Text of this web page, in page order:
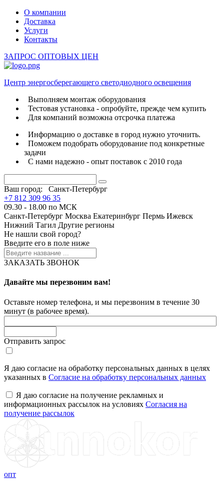
О компании
Доставка
Услуги
Контакты
ЗАПРОС ОПТОВЫХ ЦЕН
Центр энергосберегающего светодиодного освещения
Выполняем монтаж оборудования
Тестовая установка - опробуйте, прежде чем купить
Для компаний возможна отсрочка платежа
Информацию о доставке в город нужно уточнить.
Поможем подобрать оборудование под конкретные
задачи
С нами надежно - опыт поставок с 2010 года
Ваш город:
Санкт-Петербург
+7 812 309 96 35
09.30 - 18.00 по МСК
Санкт-Петербург Москва Екатеринбург Пермь Ижевск
Нижний Тагил Другие регионы
Не нашли свой город?
Введите его в поле ниже
ЗАКАЗАТЬ ЗВОНОК
Давайте мы перезвоним вам!
Оставьте номер телефона, и мы перезвоним в течение 30
минут (в рабочее время).
Отправить запрос
Я даю согласие на обработку персональных данных в целях
указанных в Согласие на обработку персональных данных
Я даю согласие на получение рекламных и
информационных рассылок на условиях Согласия на
получение рассылок
опт